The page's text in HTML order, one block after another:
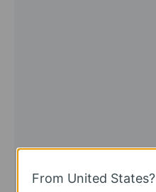
From United States?